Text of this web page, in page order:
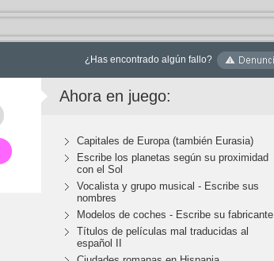
¿Has encontrado algún fallo?
Ahora en juego:
Capitales de Europa (también Eurasia)
Escribe los planetas según su proximidad
con el Sol
Vocalista y grupo musical - Escribe sus
nombres
Modelos de coches - Escribe su fabricante
Títulos de películas mal traducidas al
español II